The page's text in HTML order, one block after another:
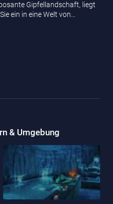
Gipfellandschaft, liegt
ein in eine Welt von…
& Umgebung